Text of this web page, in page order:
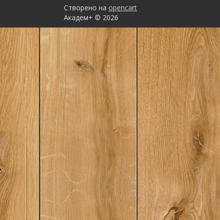
Створено на opencart
Академ+ © 2026